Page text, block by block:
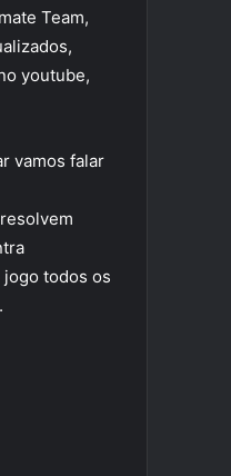
Team,
youtube,
vamos falar
todos os